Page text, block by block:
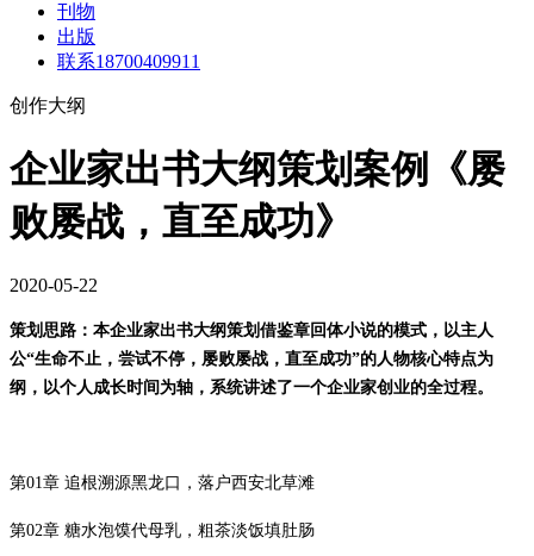
刊物
出版
联系18700409911
创作大纲
企业家出书大纲策划案例《屡
败屡战，直至成功》
2020-05-22
策划思路：本企业家出书大纲策划借鉴章回体小说的模式，以主人
公“生命不止，尝试不停，屡败屡战，直至成功”的人物核心特点为
纲，以个人成长时间为轴，系统讲述了一个企业家创业的全过程。
第01 章 追根溯源黑龙口，落户西安北草滩
第02章 糖水泡馍代母乳，粗茶淡饭填肚肠